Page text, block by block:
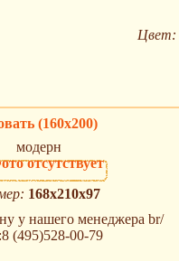
Цвет:
(160х200)
модерн
168x210x97
у нашего менеджера br/
(495)528-00-79